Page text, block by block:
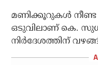
മണിക്കൂറുകള്‍ നീണ്ട
ഒടുവിലാണ് കെ.
നിര്‍ദേശത്തിന്